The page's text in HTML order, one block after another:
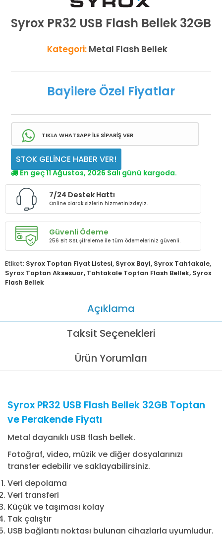
Syrox PR32 USB Flash Bellek 32GB
Kategori: Metal Flash Bellek
Bayilere Özel Fiyatlar
TIKLA WHATSAPP İLE SİPARİŞ VER
STOK GELİNCE HABER VER!
En geç 11 Ağustos, 2026 Salı günü kargoda.
7/24 Destek Hattı
Online olarak sizlerin hizmetinizdeyiz.
Güvenli Ödeme
256 Bit SSL şifreleme ile tüm ödemeleriniz güvenli.
Etiket: Syrox Toptan Fiyat Listesi, Syrox Bayi, Syrox Tahtakale,
Syrox Toptan Aksesuar, Tahtakale Toptan Flash Bellek, Syrox
Flash Bellek
Açıklama
Taksit Seçenekleri
Ürün Yorumları
Syrox PR32 USB Flash Bellek 32GB Toptan
ve Perakende Fiyatı
Metal dayanıklı USB flash bellek.
Fotoğraf, video, müzik ve diğer dosyalarınızı
transfer edebilir ve saklayabilirsiniz.
Veri depolama
Veri transferi
Küçük ve taşıması kolay
Tak çalıştır
USB bağlantı noktası bulunan cihazlarla uyumludur.